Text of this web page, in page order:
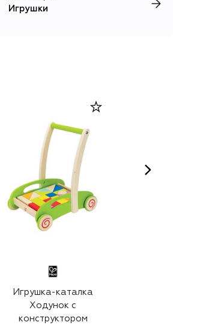
Игрушки
Игрушка-каталка
Ходунок с
конструктором